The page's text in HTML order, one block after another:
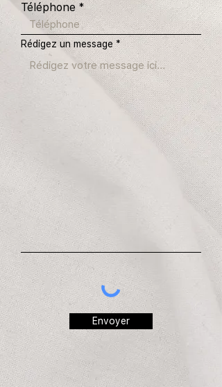
Téléphone
Rédigez un message
Envoyer